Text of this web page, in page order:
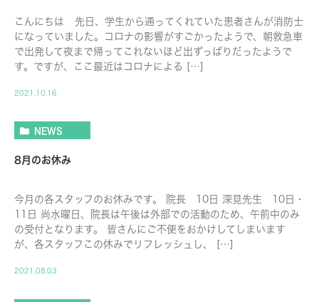
こんにちは 先日、学生から通ってくれていた患者さんが消防士
になっていました。コロナの影響がすごかったようで、朝救急車
で出発して夜まで帰ってこれないほど出ずっぱりだったようで
す。ですが、ここ最近はコロナによる […]
2021.10.16
NEWS
8月のお休み
今月の各スタッフのお休みです。 院長 10日 深見先生 10日・
11日 尚水曜日、院長は午後は外部での活動のため、午前中のみ
の受付となります。 皆さんにご不便をおかけしてしまいます
が、各スタッフこの休みでリフレッシュし、 […]
2021.08.03